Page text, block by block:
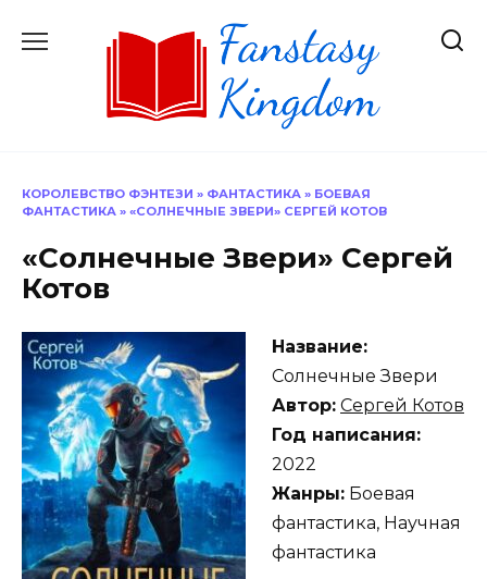
КОРОЛЕВСТВО ФЭНТЕЗИ » ФАНТАСТИКА » БОЕВАЯ
ФАНТАСТИКА » «СОЛНЕЧНЫЕ ЗВЕРИ» СЕРГЕЙ КОТОВ
«Солнечные Звери» Сергей
Котов
Название:
Солнечные Звери
Автор: Сергей Котов
Год написания:
2022
Жанры: Боевая
фантастика, Научная
фантастика